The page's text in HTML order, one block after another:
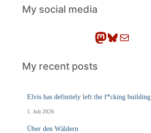
h
eMy social media
Mastodon Bluesky E-Mail
My recent posts
Elvis has definitely left the f*cking building
1. Juli 2026
Über den Wäldern